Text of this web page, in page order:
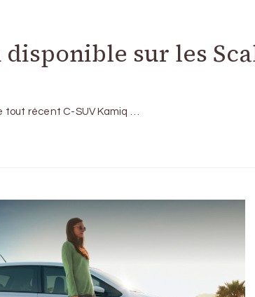
disponible sur les
tout récent C-SUV Kamiq …